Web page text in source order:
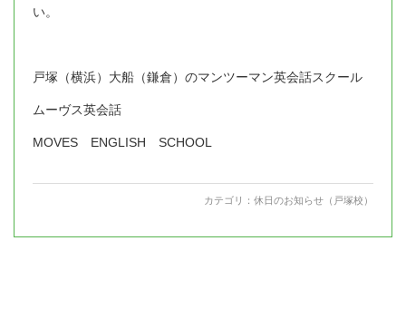
い。
戸塚（横浜）大船（鎌倉）のマンツーマン英会話スクール
ムーヴス英会話
MOVES ENGLISH SCHOOL
カテゴリ： 休日のお知らせ（戸塚校）